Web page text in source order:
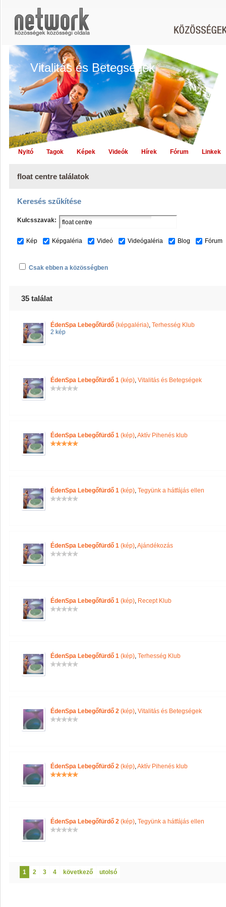
Vitalitás és Betegségek
Nyitó Tagok Képek Videók Hírek Fórum Linkek
float centre találatok
Keresés szűkítése
Kulcsszavak:
Kép Képgaléria Videó Videógaléria Blog Fórum
Csak ebben a közösségben
35 találat
ÉdenSpa Lebegőfürdő (képgaléria), Terhesség Klub
2 kép
ÉdenSpa Lebegőfürdő 1 (kép), Vitalitás és Betegségek
ÉdenSpa Lebegőfürdő 1 (kép),Aktív Pihenés klub
ÉdenSpa Lebegőfürdő 1 (kép), Tegyünk a hátfájás ellen
ÉdenSpa Lebegőfürdő 1 (kép),Ajándékozás
ÉdenSpa Lebegőfürdő 1 (kép), Recept Klub
ÉdenSpa Lebegőfürdő 1 (kép), Terhesség Klub
ÉdenSpa Lebegőfürdő 2 (kép), Vitalitás és Betegségek
ÉdenSpa Lebegőfürdő 2 (kép),Aktív Pihenés klub
ÉdenSpa Lebegőfürdő 2 (kép), Tegyünk a hátfájás ellen
1 2 3 4 következő utolsó